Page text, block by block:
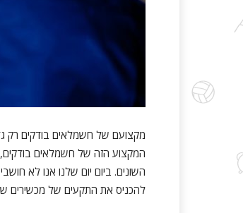
מקצועם של חשמלאים בודקים רק
המקצוע הזה של חשמלאים
השונים. ביום יום שלנו אנו לא
להכניס את התקעים של מכשירים